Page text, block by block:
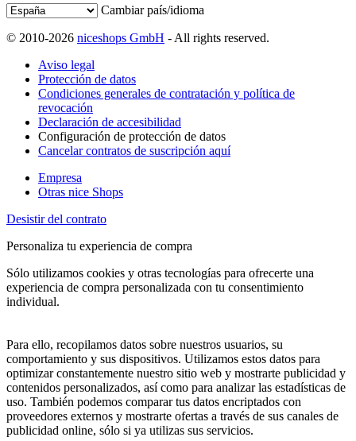
Cambiar país/idioma
© 2010-2026 niceshops GmbH - All rights reserved.
Aviso legal
Protección de datos
Condiciones generales de contratación y política de
revocación
Declaración de accesibilidad
Configuración de protección de datos
Cancelar contratos de suscripción aquí
Empresa
Otras nice Shops
Desistir del contrato
Personaliza tu experiencia de compra
Sólo utilizamos cookies y otras tecnologías para ofrecerte una
experiencia de compra personalizada con tu consentimiento
individual.
Para ello, recopilamos datos sobre nuestros usuarios, su
comportamiento y sus dispositivos. Utilizamos estos datos para
optimizar constantemente nuestro sitio web y mostrarte publicidad y
contenidos personalizados, así como para analizar las estadísticas de
uso. También podemos comparar tus datos encriptados con
proveedores externos y mostrarte ofertas a través de sus canales de
publicidad online, sólo si ya utilizas sus servicios.